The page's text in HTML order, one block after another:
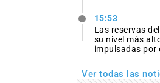
15:53
Las reservas
su nivel más
impulsadas por
Ver todas las